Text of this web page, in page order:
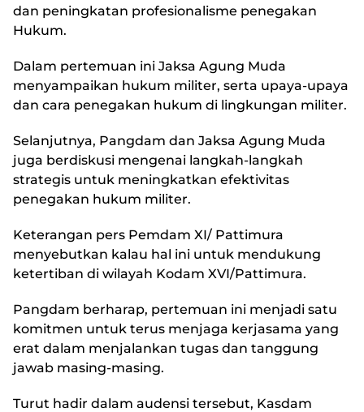
dan peningkatan profesionalisme penegakan
Hukum.
Dalam pertemuan ini Jaksa Agung Muda
menyampaikan hukum militer, serta upaya-upaya
dan cara penegakan hukum di lingkungan militer.
Selanjutnya, Pangdam dan Jaksa Agung Muda
juga berdiskusi mengenai langkah-langkah
strategis untuk meningkatkan efektivitas
penegakan hukum militer.
Keterangan pers Pemdam XI/ Pattimura
menyebutkan kalau hal ini untuk mendukung
ketertiban di wilayah Kodam XVI/Pattimura.
Pangdam berharap, pertemuan ini menjadi satu
komitmen untuk terus menjaga kerjasama yang
erat dalam menjalankan tugas dan tanggung
jawab masing-masing.
Turut hadir dalam audensi tersebut, Kasdam